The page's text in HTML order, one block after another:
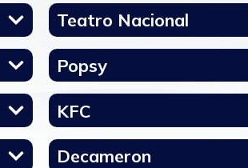
Teatro Nacional
Popsy
KFC
Decameron